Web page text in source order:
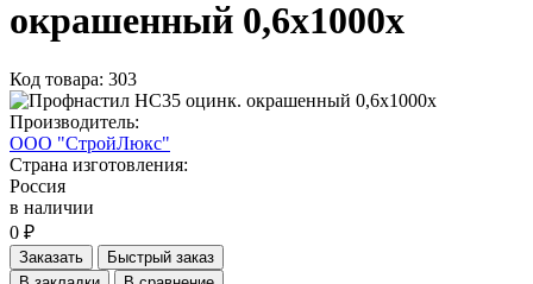
окрашенный 0,6х1000х
Код товара: 303
Производитель:
ООО "СтройЛюкс"
Страна изготовления:
Россия
в наличии
0 ₽
Заказать
Быстрый заказ